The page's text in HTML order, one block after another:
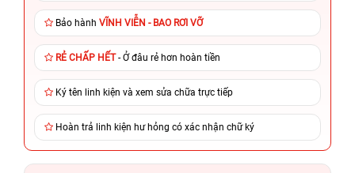
Bảo hành VĨNH VIỄN - BAO RƠI VỠ
RẺ CHẤP HẾT- Ở đâu rẻ hơn hoàn tiền
Ký tên linh kiện và xem sửa chữa trực tiếp
Hoàn trả linh kiện hư hỏng có xác nhận chữ ký